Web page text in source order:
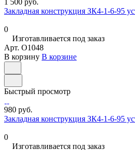
1 500 руб.
Закладная конструкция ЗК4-1-6-95
0
Изготавливается под заказ
Арт. O1048
В корзину В корзине
Быстрый просмотр
980 руб.
Закладная конструкция ЗК4-1-6-95
0
Изготавливается под заказ